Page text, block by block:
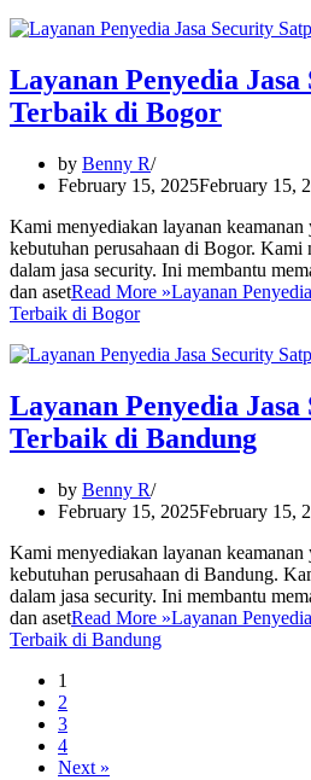
Layanan Penyedia
Terbaik di Bogor
by Benny R
February 15, 2025February 15,
Kami menyediakan layanan
kebutuhan perusahaan di Bogor. Kami
dalam jasa security. Ini membantu
dan asetRead More »Layanan
Terbaik di Bogor
Layanan Penyedia
Terbaik di Bandung
by Benny R
February 15, 2025February 15,
Kami menyediakan layanan
kebutuhan perusahaan di Bandung.
dalam jasa security. Ini membantu
dan asetRead More »Layanan
Terbaik di Bandung
1
2
3
4
Next »